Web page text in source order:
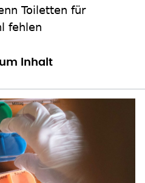
Toiletten für
fehlen
Inhalt